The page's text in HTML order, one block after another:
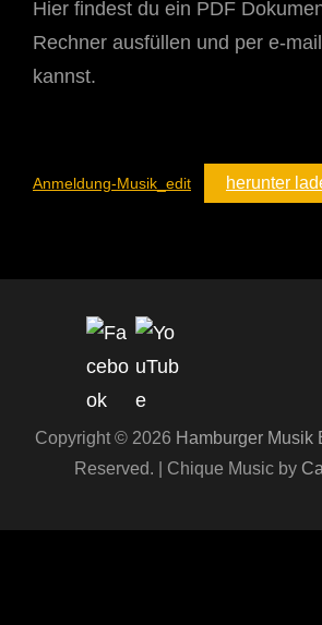
Hier findest du ein PDF
Rechner ausfüllen und per e-
kannst.
Anmeldung-Musik_edit herunter
Copyright © 2026 Hamburger Musik
Reserved. | Chique Music by